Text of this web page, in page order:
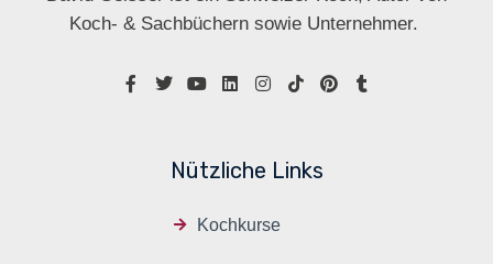
Koch- & Sachbüchern sowie Unternehmer.
Nützliche Links
Kochkurse